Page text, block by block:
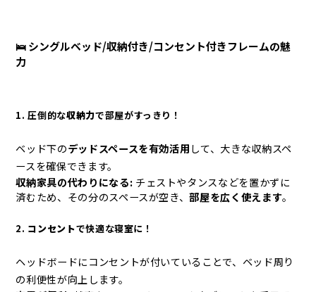
🛌 シングルベッド/収納付き/コンセント付きフレームの魅
力
1. 圧倒的な収納力で部屋がすっきり！
ベッド下のデッドスペースを有効活用して、大きな収納スペ
ースを確保できます。
収納家具の代わりになる: チェストやタンスなどを置かずに
済むため、その分のスペースが空き、部屋を広く使えます。
2. コンセントで快適な寝室に！
ヘッドボードにコンセントが付いていることで、ベッド周り
の利便性が向上します。